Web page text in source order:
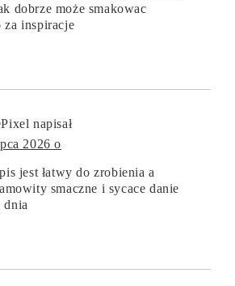
dobrze może smakowac
za inspiracje
napisał
2026 o
jest łatwy do zrobienia a
smaczne i sycace danie
dnia